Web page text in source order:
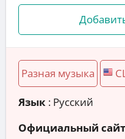
Разная музыка
Язык : Русский
Официальный сайт